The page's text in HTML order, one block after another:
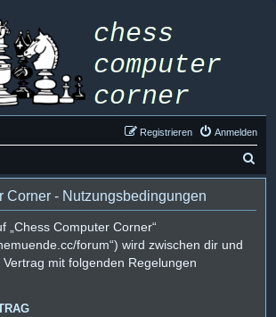
Anmelden
Registrieren
u
Corner - Nutzungsbedingungen
„Chess Computer Corner“
forum“) wird zwischen dir und
mit folgenden Regelungen